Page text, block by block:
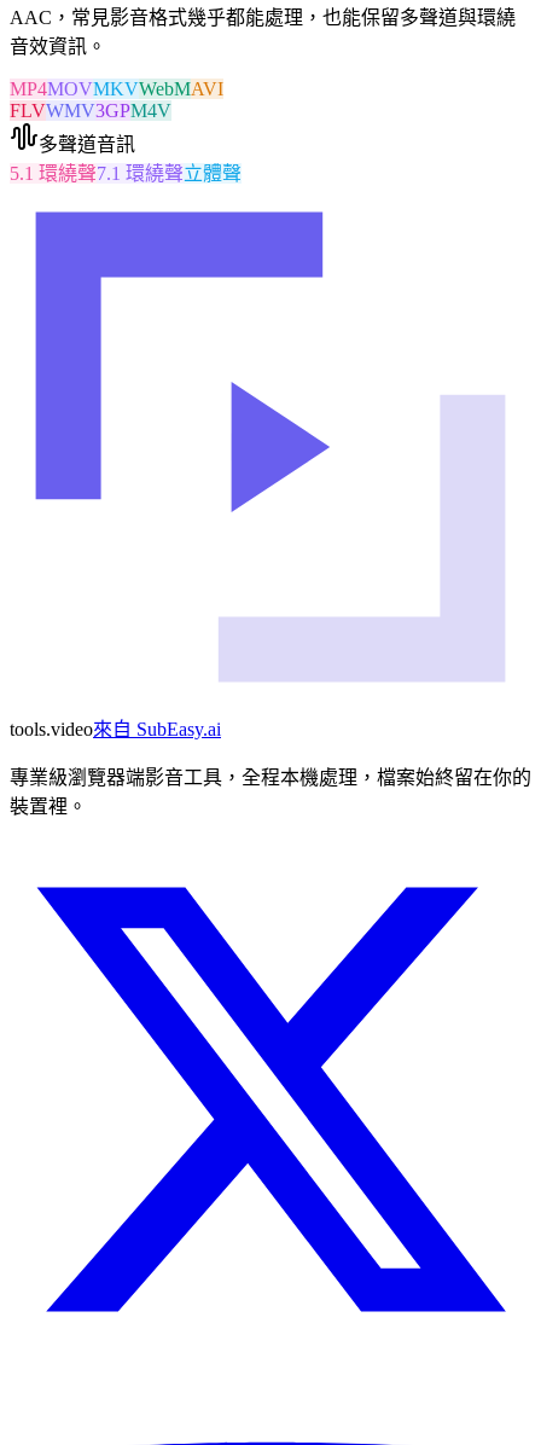
AAC，常見影音格式幾乎都能處理，也能保留多聲道與環繞
音效資訊。
MP4MOVMKVWebMAVI
FLVWMV3GPM4V
多聲道音訊
5.1 環繞聲7.1 環繞聲立體聲
tools.video來自 SubEasy.ai
專業級瀏覽器端影音工具，全程本機處理，檔案始終留在你的
裝置裡。